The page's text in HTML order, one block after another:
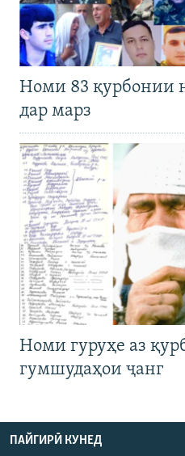
Номи 83 қурбонии
дар марз
Номи гуруҳе аз
гумшудаҳои ҷанг
ПАЙГИРӢ КУНЕД